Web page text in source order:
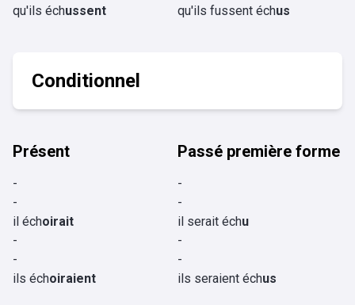
qu'ils échussent
qu'ils fussent échus
Conditionnel
Présent
-
-
il échoirait
-
-
ils échoiraient
Passé première forme
-
-
il serait échu
-
-
ils seraient échus